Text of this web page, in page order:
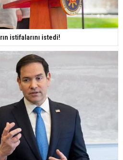
istifalarını istedi!